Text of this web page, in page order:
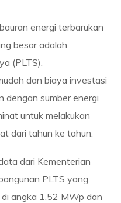
energi terbarukan
besar adalah
(PLTS).
dan biaya investasi
dengan sumber energi
untuk melakukan
dari tahun ke tahun.
dari Kementerian
PLTS yang
angka 1,52 MWp dan